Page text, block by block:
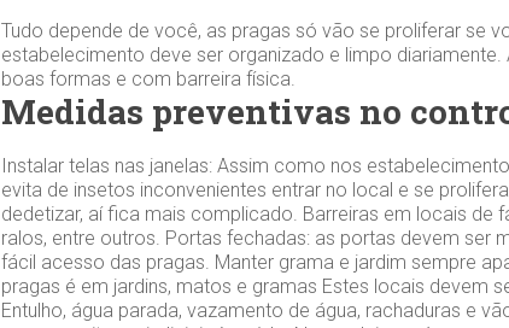
Tudo depende de você, as pragas só vão se proliferar se
estabelecimento deve ser organizado e limpo
boas formas e com barreira física.
Medidas preventivas no
Instalar telas nas janelas: Assim como nos
evita de insetos inconvenientes entrar no local e se
dedetizar, aí fica mais complicado. Barreiras em locais de
ralos, entre outros. Portas fechadas: as portas devem ser
fácil acesso das pragas. Manter grama e jardim sempre
pragas é em jardins, matos e gramas Estes locais devem
Entulho, água parada, vazamento de água, rachaduras e